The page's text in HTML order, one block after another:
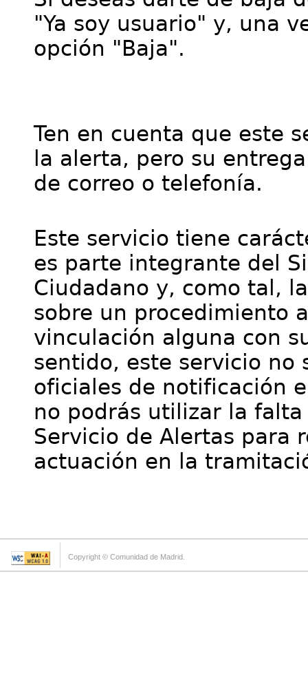
"Ya soy usuario" y, una
opción "Baja".
Ten en cuenta que este
la alerta, pero su
de correo o telefonía.
Este servicio tiene
es parte integrante del
Ciudadano y, como tal,
sobre un procedimiento
vinculación alguna con
sentido, este servicio no
oficiales de notificación
no podrás utilizar la
Servicio de Alertas para
actuación en la
Copyright © Comunidad de Madrid.